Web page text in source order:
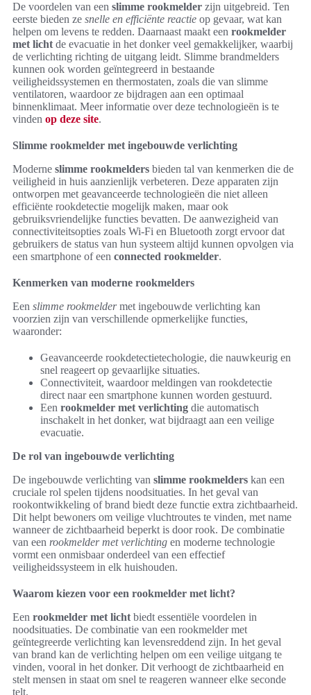
De voordelen van een slimme rookmelder zijn uitgebreid. Ten
eerste bieden ze snelle en efficiënte reactie op gevaar, wat kan
helpen om levens te redden. Daarnaast maakt een rookmelder
met licht de evacuatie in het donker veel gemakkelijker, waarbij
de verlichting richting de uitgang leidt. Slimme brandmelders
kunnen ook worden geïntegreerd in bestaande
veiligheidssystemen en thermostaten, zoals die van slimme
ventilatoren, waardoor ze bijdragen aan een optimaal
binnenklimaat. Meer informatie over deze technologieën is te
vinden op deze site.
Slimme rookmelder met ingebouwde verlichting
Moderne slimme rookmelders bieden tal van kenmerken die de
veiligheid in huis aanzienlijk verbeteren. Deze apparaten zijn
ontworpen met geavanceerde technologieën die niet alleen
efficiënte rookdetectie mogelijk maken, maar ook
gebruiksvriendelijke functies bevatten. De aanwezigheid van
connectiviteitsopties zoals Wi-Fi en Bluetooth zorgt ervoor dat
gebruikers de status van hun systeem altijd kunnen opvolgen via
een smartphone of een connected rookmelder.
Kenmerken van moderne rookmelders
Een slimme rookmeldermet ingebouwde verlichting kan
voorzien zijn van verschillende opmerkelijke functies,
waaronder:
Geavanceerde rookdetectietechologie, die nauwkeurig en
snel reageert op gevaarlijke situaties.
Connectiviteit, waardoor meldingen van rookdetectie
direct naar een smartphone kunnen worden gestuurd.
Een rookmelder met verlichting die automatisch
inschakelt in het donker, wat bijdraagt aan een veilige
evacuatie.
De rol van ingebouwde verlichting
De ingebouwde verlichting van slimme rookmelders kan een
cruciale rol spelen tijdens noodsituaties. In het geval van
rookontwikkeling of brand biedt deze functie extra zichtbaarheid.
Dit helpt bewoners om veilige vluchtroutes te vinden, met name
wanneer de zichtbaarheid beperkt is door rook. De combinatie
van een rookmelder met verlichting en moderne technologie
vormt een onmisbaar onderdeel van een effectief
veiligheidssysteem in elk huishouden.
Waarom kiezen voor een rookmelder met licht?
Een rookmelder met licht biedt essentiële voordelen in
noodsituaties. De combinatie van een rookmelder met
geïntegreerde verlichting kan levensreddend zijn. In het geval
van brand kan de verlichting helpen om een veilige uitgang te
vinden, vooral in het donker. Dit verhoogt de zichtbaarheid en
stelt mensen in staat om snel te reageren wanneer elke seconde
telt.